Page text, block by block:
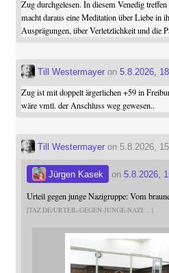
Zug durchgelesen. In diesem Venedig
macht daraus eine Meditation über Liebe in
Ausprägungen, über Verletzlichkeit und die
Till Westermayeron 5.8.2026,
Zug ist mit doppelt ärgerlichen +59 in
wäre vmtl. der Anschluss weg gewesen..
Till Westermayeron 5.8.2026,
Jürgen Kasek on 5.8.2026,
Urteil gegen junge Nazigruppe: Vom
TAZ.DE/URTEIL-GEGEN-JUNGE-NAZI